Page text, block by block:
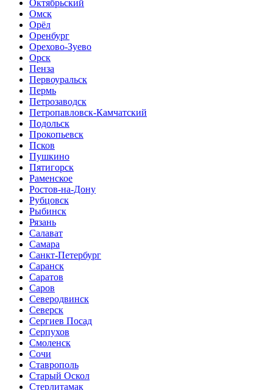
Октябрьский
Омск
Орёл
Оренбург
Орехово-Зуево
Орск
Пенза
Первоуральск
Пермь
Петрозаводск
Петропавловск-Камчатский
Подольск
Прокопьевск
Псков
Пушкино
Пятигорск
Раменское
Ростов-на-Дону
Рубцовск
Рыбинск
Рязань
Салават
Самара
Санкт-Петербург
Саранск
Саратов
Саров
Северодвинск
Северск
Сергиев Посад
Серпухов
Смоленск
Сочи
Ставрополь
Старый Оскол
Стерлитамак